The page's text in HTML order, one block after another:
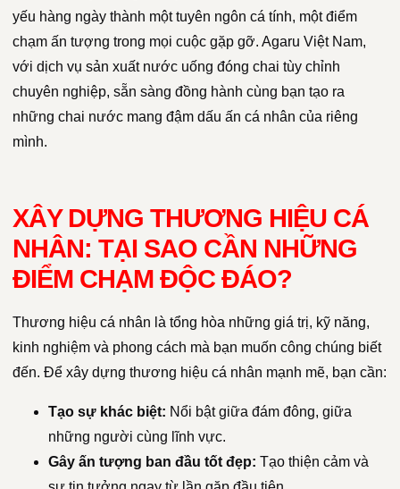
yếu hàng ngày thành một tuyên ngôn cá tính, một điểm
chạm ấn tượng trong mọi cuộc gặp gỡ. Agaru Việt Nam,
với dịch vụ sản xuất nước uống đóng chai tùy chỉnh
chuyên nghiệp, sẵn sàng đồng hành cùng bạn tạo ra
những chai nước mang đậm dấu ấn cá nhân của riêng
mình.
XÂY DỰNG THƯƠNG HIỆU CÁ
NHÂN: TẠI SAO CẦN NHỮNG
ĐIỂM CHẠM ĐỘC ĐÁO?
Thương hiệu cá nhân là tổng hòa những giá trị, kỹ năng,
kinh nghiệm và phong cách mà bạn muốn công chúng biết
đến. Để xây dựng thương hiệu cá nhân mạnh mẽ, bạn cần:
Tạo sự khác biệt: Nổi bật giữa đám đông, giữa
những người cùng lĩnh vực.
Gây ấn tượng ban đầu tốt đẹp: Tạo thiện cảm và